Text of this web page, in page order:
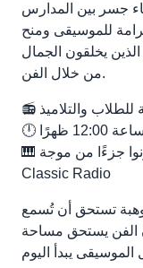
جسر بين المدارس
للموسيقى ومنح
يخلقون الجمال
من خلال الفن.
ظهرًا
🎹 أرسلوا تسجيلاتكم وكونوا جزءًا من موجة Standard
Classic Radio